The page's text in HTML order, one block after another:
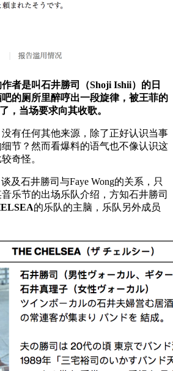
者是叫石井勝司（Shoji Ishii）的日
的厕所里醉哼出一段旋律，被王菲的
，当场要求向其收歌。
没有任何其他来源，除了正好认识当事
节？然而看爆料的语气也不像认识这
奇怪。
及石井勝司与Faye Wong的关系，只
乐节的出场乐队介绍，方知石井勝司
的乐队的主脑，乐队另外成员